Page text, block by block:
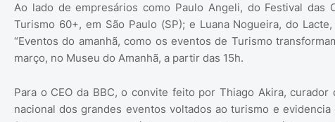
Ao lado de empresários como Paulo Angeli, do Festival das
Turismo 60+, em São Paulo (SP); e Luana Nogueira, do
“Eventos do amanhã, como os eventos de Turismo
março, no Museu do Amanhã, a partir das 15h.
Para o CEO da BBC, o convite feito por Thiago Akira,
nacional dos grandes eventos voltados ao turismo e